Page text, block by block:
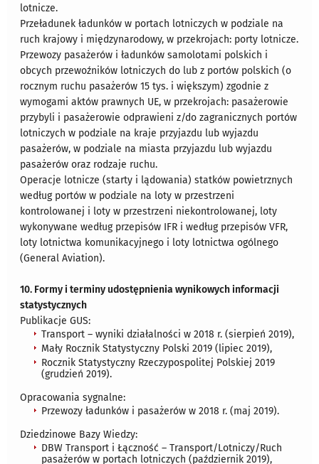
lotnicze.
Przeładunek ładunków w portach lotniczych w podziale na
ruch krajowy i międzynarodowy, w przekrojach: porty lotnicze.
Przewozy pasażerów i ładunków samolotami polskich i
obcych przewoźników lotniczych do lub z portów polskich (o
rocznym ruchu pasażerów 15 tys. i większym) zgodnie z
wymogami aktów prawnych UE, w przekrojach: pasażerowie
przybyli i pasażerowie odprawieni z/do zagranicznych portów
lotniczych w podziale na kraje przyjazdu lub wyjazdu
pasażerów, w podziale na miasta przyjazdu lub wyjazdu
pasażerów oraz rodzaje ruchu.
Operacje lotnicze (starty i lądowania) statków powietrznych
według portów w podziale na loty w przestrzeni
kontrolowanej i loty w przestrzeni niekontrolowanej, loty
wykonywane według przepisów IFR i według przepisów VFR,
loty lotnictwa komunikacyjnego i loty lotnictwa ogólnego
(General Aviation).
10. Formy i terminy udostępnienia wynikowych informacji
statystycznych
Publikacje GUS:
Transport – wyniki działalności w 2018 r. (sierpień 2019),
Mały Rocznik Statystyczny Polski 2019 (lipiec 2019),
Rocznik Statystyczny Rzeczypospolitej Polskiej 2019
(grudzień 2019).
Opracowania sygnalne:
Przewozy ładunków i pasażerów w 2018 r. (maj 2019).
Dziedzinowe Bazy Wiedzy:
DBW Transport i Łączność – Transport/Lotniczy/Ruch
pasażerów w portach lotniczych (październik 2019),